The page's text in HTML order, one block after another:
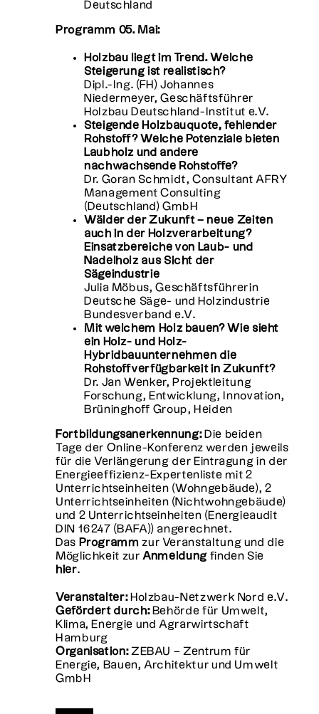
Deutschland
Programm 05. Mai:
Holzbau liegt im Trend. Welche
Steigerung ist realistisch?
Dipl.-Ing. (FH) Johannes
Niedermeyer, Geschäftsführer
Holzbau Deutschland-Institut e.V.
Steigende Holzbauquote, fehlender
Rohstoff? Welche Potenziale bieten
Laubholz und andere
nachwachsende Rohstoffe?
Dr. Goran Schmidt, Consultant AFRY
Management Consulting
(Deutschland) GmbH
Wälder der Zukunft – neue Zeiten
auch in der Holzverarbeitung?
Einsatzbereiche von Laub- und
Nadelholz aus Sicht der
Sägeindustrie
Julia Möbus, Geschäftsführerin
Deutsche Säge- und Holzindustrie
Bundesverband e.V.
Mit welchem Holz bauen? Wie sieht
ein Holz- und Holz-
Hybridbauunternehmen die
Rohstoffverfügbarkeit in Zukunft?
Dr. Jan Wenker, Projektleitung
Forschung, Entwicklung, Innovation,
Brüninghoff Group, Heiden
Fortbildungsanerkennung:Die beiden
Tage der Online-Konferenz werden jeweils
für die Verlängerung der Eintragung in der
Energieeffizienz-Expertenliste mit 2
Unterrichtseinheiten (Wohngebäude), 2
Unterrichtseinheiten (Nichtwohngebäude)
und 2 Unterrichtseinheiten (Energieaudit
DIN 16247 (BAFA)) angerechnet.
Das Programm zur Veranstaltung und die
Möglichkeit zurAnmeldungfinden Sie
hier.
Veranstalter:Holzbau-Netzwerk Nord e.V.
Gefördert durch:Behörde für Umwelt,
Klima, Energie und Agrarwirtschaft
Hamburg
Organisation: ZEBAU – Zentrum für
Energie, Bauen, Architektur und Umwelt
GmbH